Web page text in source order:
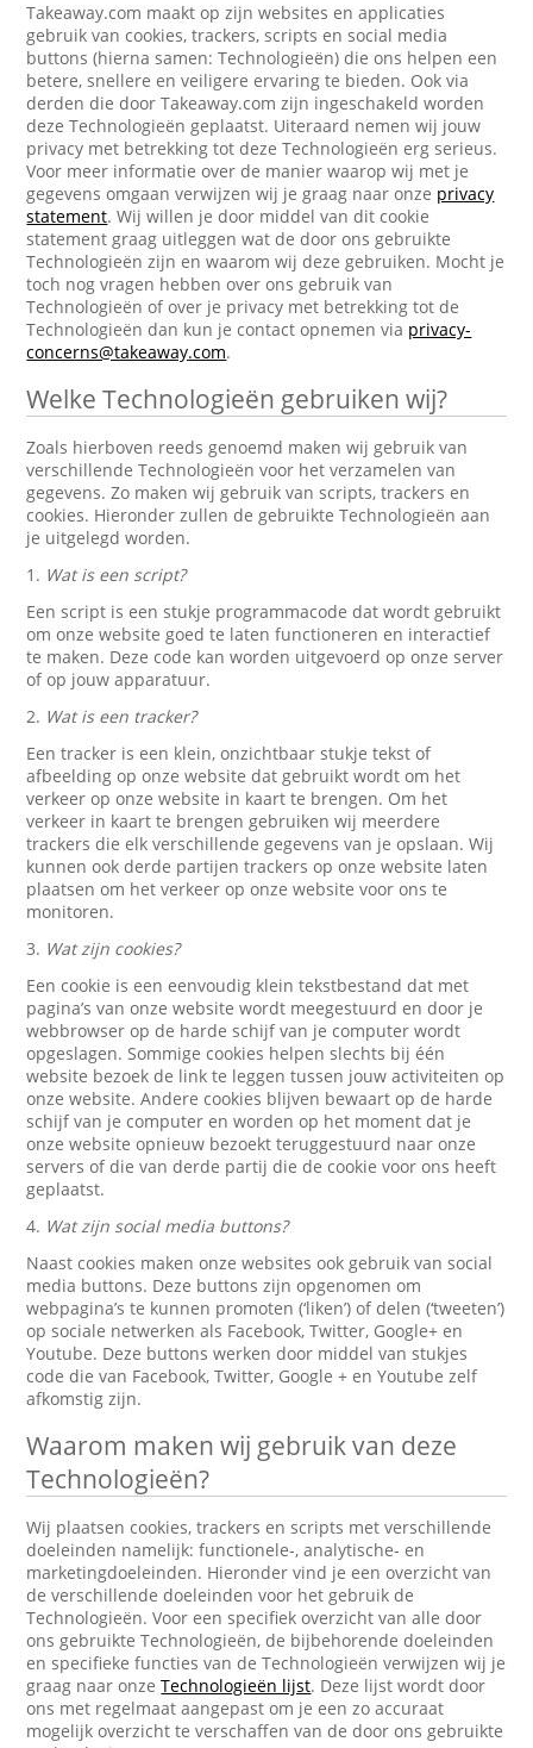
Takeaway.com maakt op zijn websites en applicaties
gebruik van cookies, trackers, scripts en social media
buttons (hierna samen: Technologieën) die ons helpen een
betere, snellere en veiligere ervaring te bieden. Ook via
derden die door Takeaway.com zijn ingeschakeld worden
deze Technologieën geplaatst. Uiteraard nemen wij jouw
privacy met betrekking tot deze Technologieën erg serieus.
Voor meer informatie over de manier waarop wij met je
gegevens omgaan verwijzen wij je graag naar onze privacy
statement. Wij willen je door middel van dit cookie
statement graag uitleggen wat de door ons gebruikte
Technologieën zijn en waarom wij deze gebruiken. Mocht je
toch nog vragen hebben over ons gebruik van
Technologieën of over je privacy met betrekking tot de
Technologieën dan kun je contact opnemen via privacy-
concerns@takeaway.com.
Welke Technologieën gebruiken wij?
Zoals hierboven reeds genoemd maken wij gebruik van
verschillende Technologieën voor het verzamelen van
gegevens. Zo maken wij gebruik van scripts, trackers en
cookies. Hieronder zullen de gebruikte Technologieën aan
je uitgelegd worden.
1. Wat is een script?
Een script is een stukje programmacode dat wordt gebruikt
om onze website goed te laten functioneren en interactief
te maken. Deze code kan worden uitgevoerd op onze server
of op jouw apparatuur.
2. Wat is een tracker?
Een tracker is een klein, onzichtbaar stukje tekst of
afbeelding op onze website dat gebruikt wordt om het
verkeer op onze website in kaart te brengen. Om het
verkeer in kaart te brengen gebruiken wij meerdere
trackers die elk verschillende gegevens van je opslaan. Wij
kunnen ook derde partijen trackers op onze website laten
plaatsen om het verkeer op onze website voor ons te
monitoren.
3. Wat zijn cookies?
Een cookie is een eenvoudig klein tekstbestand dat met
pagina’s van onze website wordt meegestuurd en door je
webbrowser op de harde schijf van je computer wordt
opgeslagen. Sommige cookies helpen slechts bij één
website bezoek de link te leggen tussen jouw activiteiten op
onze website. Andere cookies blijven bewaart op de harde
schijf van je computer en worden op het moment dat je
onze website opnieuw bezoekt teruggestuurd naar onze
servers of die van derde partij die de cookie voor ons heeft
geplaatst.
4. Wat zijn social media buttons?
Naast cookies maken onze websites ook gebruik van social
media buttons. Deze buttons zijn opgenomen om
webpagina’s te kunnen promoten (‘liken’) of delen (‘tweeten’)
op sociale netwerken als Facebook, Twitter, Google+ en
Youtube. Deze buttons werken door middel van stukjes
code die van Facebook, Twitter, Google + en Youtube zelf
afkomstig zijn.
Waarom maken wij gebruik van deze
Technologieën?
Wij plaatsen cookies, trackers en scripts met verschillende
doeleinden namelijk: functionele-, analytische- en
marketingdoeleinden. Hieronder vind je een overzicht van
de verschillende doeleinden voor het gebruik de
Technologieën. Voor een specifiek overzicht van alle door
ons gebruikte Technologieën, de bijbehorende doeleinden
en specifieke functies van de Technologieën verwijzen wij je
graag naar onzeTechnologieën lijst. Deze lijst wordt door
ons met regelmaat aangepast om je een zo accuraat
mogelijk overzicht te verschaffen van de door ons gebruikte